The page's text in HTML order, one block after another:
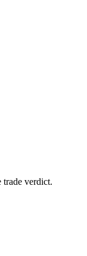
trade verdict.